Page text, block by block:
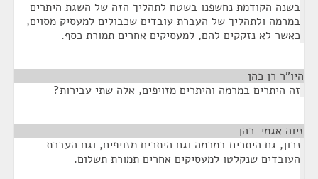
בשנה הקודמת נחשפנו בשטח לתהליך הזה של השגת היתרים
במרמה ולתהליך של העברת עובדים שכבולים למעסיק מסוים,
כאשר לא נזקקים להם, למעסיקים אחרים תמורת כסף.
היו"ר רן כהן
זה היתרים במרמה והיתרים מזויפים, אלה שתי עבירות?
זיוה אגמי-כהן
נכון, גם היתרים במרמה וגם היתרים מזויפים, וגם העברת
העובדים שנקלטו למעסיקים אחרים תמורת תשלום.